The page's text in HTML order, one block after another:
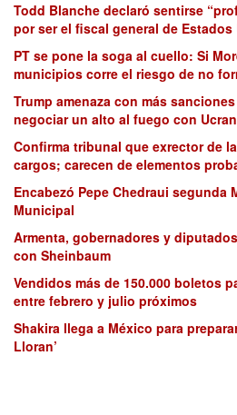
Todd Blanche declaró sentirse
por ser el fiscal general de Estados
PT se pone la soga al cuello: Si
municipios corre el riesgo de no
Trump amenaza con más
negociar un alto al fuego con
Confirma tribunal que exrector de
cargos; carecen de elementos
Encabezó Pepe Chedraui segunda
Municipal
Armenta, gobernadores y
con Sheinbaum
Vendidos más de 150.000 boletos
entre febrero y julio próximos
Shakira llega a México para
Lloran’